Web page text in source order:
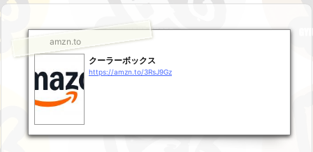
amzn.to
クーラーボックス
https://amzn.to/3RsJ9Gz